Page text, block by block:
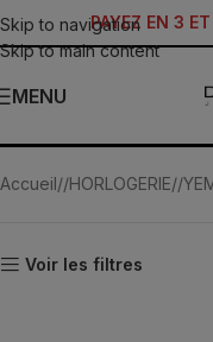
Skip to navigation
Skip to main content
PAYEZ EN 3
MENU
Accueil/ HORLOGERIE/
Voir les filtres